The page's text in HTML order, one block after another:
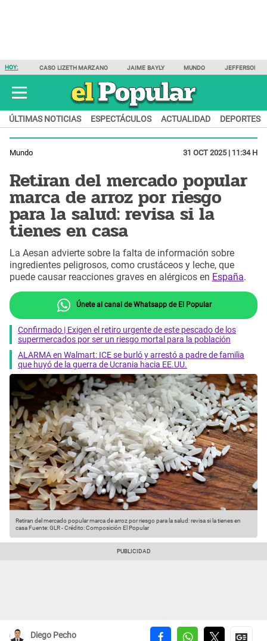
HOY: CASO LIZETH MARZANO JAIME BAYLY MUNDO JEFFERSON
ÚLTIMAS NOTICIAS ESPECTÁCULOS ACTUALIDAD DEPORTES
Mundo 31 OCT 2025 | 11:34 H
Retiran del mercado popular
marca de arroz por riesgo
para la salud: revisa si la
tienes en casa
La Aesan advierte sobre la falta de información sobre
ingredientes peligrosos, como crustáceos y leche, que
puede causar reacciones graves en alérgicos en España.
Únete al canal de Whatsapp de El Popular
Confirmado | Exigen el retiro urgente de este pescado de los
supermercados por ser un riesgo mortal para la población
ALARMA en Walmart: ICE se burló y arrestó a padre de familia
que huyó de la guerra de Ucrania hacia EE.UU.
Retiran del mercado popular marca de arroz por riesgo para la salud: revisa si la tienes en
casaFuente: GLR-Crédito: Composición El Popular
Diego Pecho